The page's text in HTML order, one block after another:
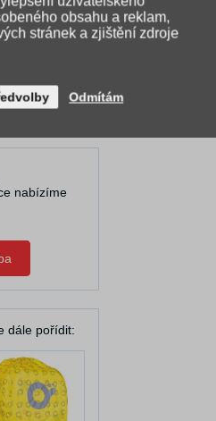
pomáhají
nabízíme
dále pořídit:
obsahu a reklam,
stránek a zjištění zdroje
Odmítám